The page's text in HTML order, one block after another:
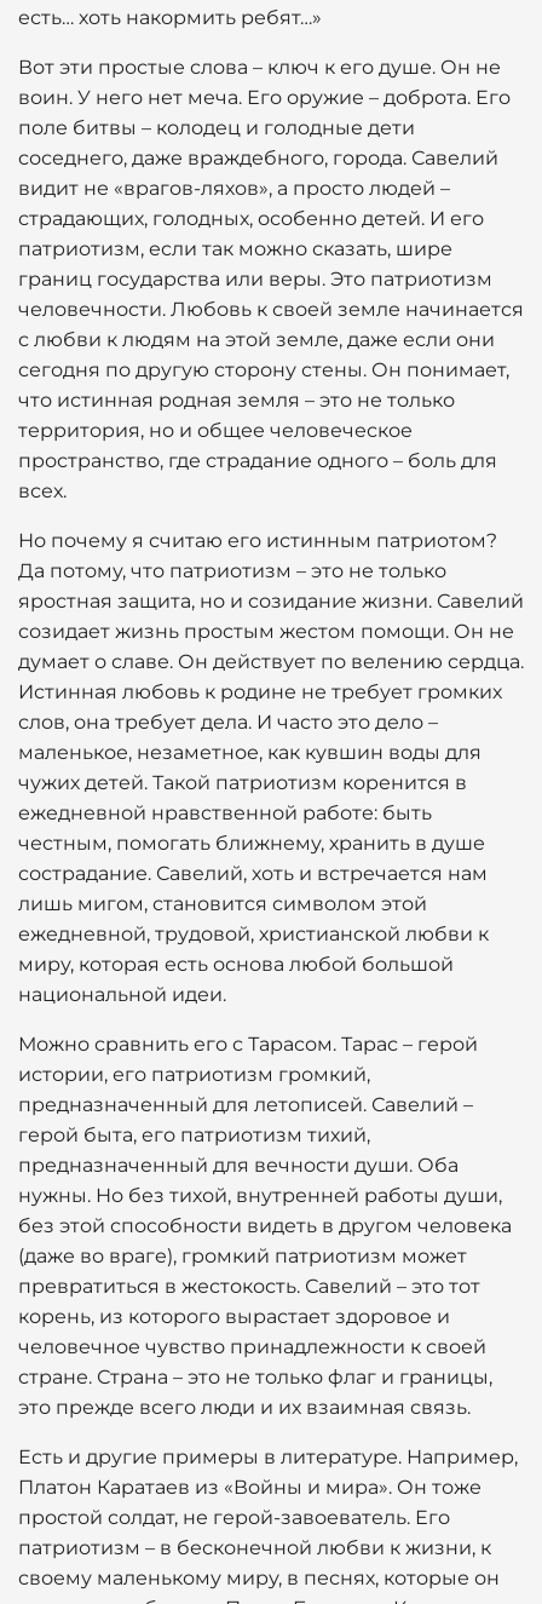
есть… хоть накормить ребят…»
Вот эти простые слова – ключ к его душе. Он не
воин. У него нет меча. Его оружие – доброта. Его
поле битвы – колодец и голодные дети
соседнего, даже враждебного, города. Савелий
видит не «врагов-ляхов», а просто людей –
страдающих, голодных, особенно детей. И его
патриотизм, если так можно сказать, шире
границ государства или веры. Это патриотизм
человечности. Любовь к своей земле начинается
с любви к людям на этой земле, даже если они
сегодня по другую сторону стены. Он понимает,
что истинная родная земля – это не только
территория, но и общее человеческое
пространство, где страдание одного – боль для
всех.
Но почему я считаю его истинным патриотом?
Да потому, что патриотизм – это не только
яростная защита, но и созидание жизни. Савелий
созидает жизнь простым жестом помощи. Он не
думает о славе. Он действует по велению сердца.
Истинная любовь к родине не требует громких
слов, она требует дела. И часто это дело –
маленькое, незаметное, как кувшин воды для
чужих детей. Такой патриотизм коренится в
ежедневной нравственной работе: быть
честным, помогать ближнему, хранить в душе
сострадание. Савелий, хоть и встречается нам
лишь мигом, становится символом этой
ежедневной, трудовой, христианской любви к
миру, которая есть основа любой большой
национальной идеи.
Можно сравнить его с Тарасом. Тарас – герой
истории, его патриотизм громкий,
предназначенный для летописей. Савелий –
герой быта, его патриотизм тихий,
предназначенный для вечности души. Оба
нужны. Но без тихой, внутренней работы души,
без этой способности видеть в другом человека
(даже во враге), громкий патриотизм может
превратиться в жестокость. Савелий – это тот
корень, из которого вырастает здоровое и
человечное чувство принадлежности к своей
стране. Страна – это не только флаг и границы,
это прежде всего люди и их взаимная связь.
Есть и другие примеры в литературе. Например,
Платон Каратаев из «Войны и мира». Он тоже
простой солдат, не герой-завоеватель. Его
патриотизм – в бесконечной любви к жизни, к
своему маленькому миру, в песнях, которые он